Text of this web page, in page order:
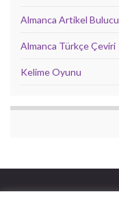
Almanca Artikel Bulucu
Almanca Türkçe Çeviri
Kelime Oyunu